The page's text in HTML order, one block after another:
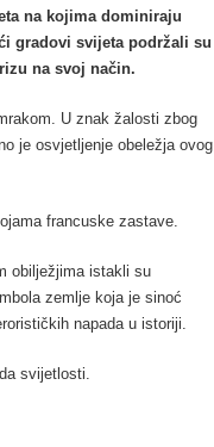
na kojima dominiraju
gradovi svijeta podržali su
na svoj način.
U znak žalosti zbog
je osvjetljenje obeležja ovog
francuske zastave.
obilježjima istakli su
zemlje koja je sinoć
napada u istoriji.
svijetlosti.